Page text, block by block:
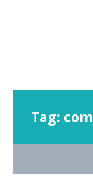
Tag: